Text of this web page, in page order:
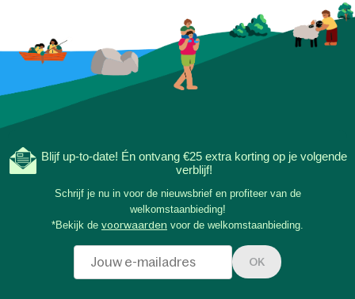
Blijf up-to-date! Én ontvang €25 extra korting op je volgende
verblijf!
Schrijf je nu in voor de nieuwsbrief en profiteer van de
welkomstaanbieding!
*Bekijk de voorwaarden voor de welkomstaanbieding.
OK